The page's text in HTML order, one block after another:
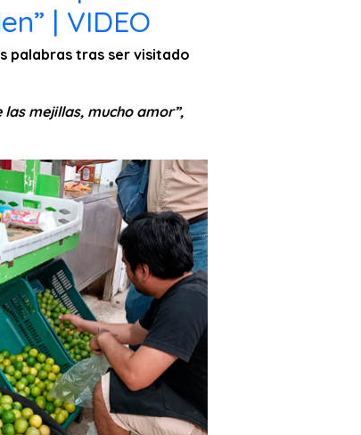
| VIDEO
palabras tras ser visitado
mejillas, mucho amor”,